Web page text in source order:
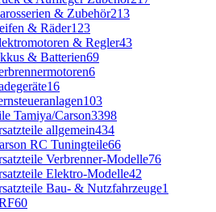
& Zubehör213
& Räder123
& Regler43
& Batterien69
6
16
103
Tamiya/Carson3398
allgemein434
RC Tuningteile66
Verbrenner-Modelle76
Elektro-Modelle42
Bau- & Nutzfahrzeuge1
60